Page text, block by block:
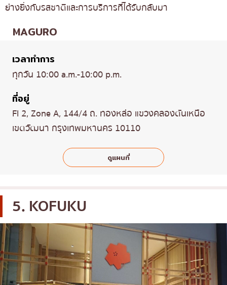
ย่างยิ่งกับรสชาติและการบริการที่ได้รับกลับมา
MAGURO
เวลาทำการ
ทุกวัน 10:00 a.m.-10:00 p.m.
ที่อยู่
Fl 2, Zone A, 144/4 ถ. ทองหล่อ แขวงคลองตันเหนือ
เขตวัฒนา กรุงเทพมหานคร 10110
ดูแผนที่
5. KOFUKU